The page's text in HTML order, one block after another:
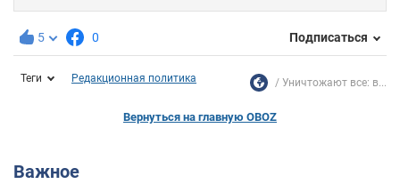
5 0 Подписаться
Теги Редакционная политика Уничтожают все: в...
Вернуться на главную OBOZ
Важное